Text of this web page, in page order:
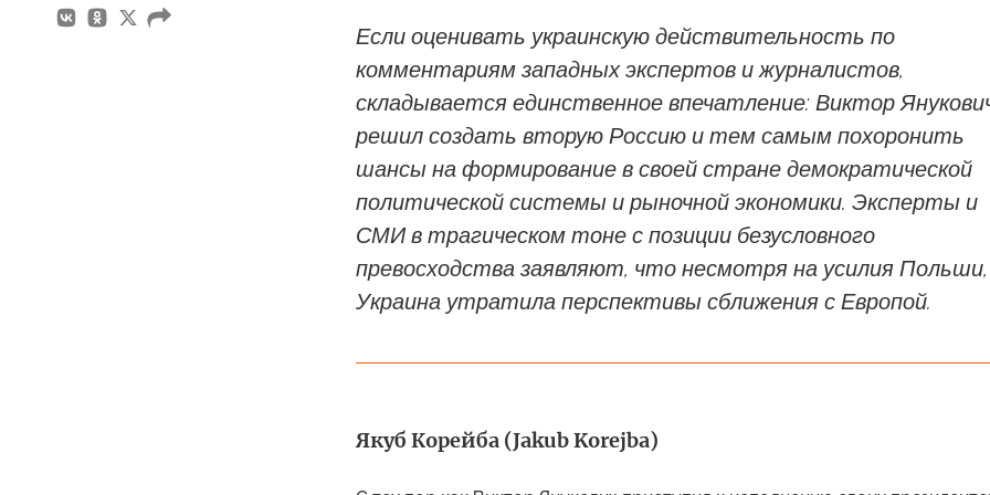
Если оценивать украинскую действительность по
комментариям западных экспертов и журналистов,
складывается единственное впечатление: Виктор
решил создать вторую Россию и тем самым похоронить
шансы на формирование в своей стране демократической
политической системы и рыночной экономики. Эксперты и
СМИ в трагическом тоне с позиции безусловного
превосходства заявляют, что несмотря на усилия Польши,
Украина утратила перспективы сближения с Европой.
Якуб Корейба (Jakub Korejba)